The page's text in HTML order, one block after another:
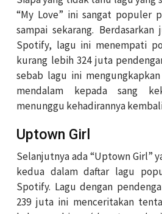
“My Love” ini sangat populer
sampai sekarang.
Spotify, lagu ini menempati
kurang lebih 324 juta
sebab lagu ini
mendalam kepada sang
menunggu kehadirannya
Uptown Girl
Selanjutnya ada “Uptown Girl”
kedua dalam daftar lagu
Spotify. Lagu dengan
239 juta ini menceritakan